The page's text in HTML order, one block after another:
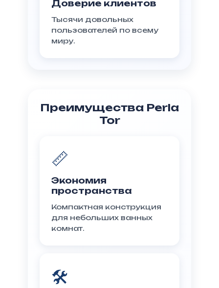
Доверие клиентов
Тысячи довольных
пользователей по всему
миру.
Преимущества Perla
Tor
📏
Экономия
пространства
Компактная конструкция
для небольших ванных
комнат.
🛠️